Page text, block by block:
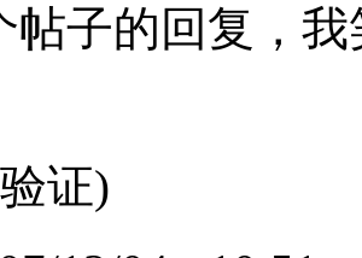
帖子的回复，我
证)